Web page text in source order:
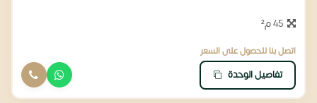
اتصل بنا للحصول على السعر
تفاصيل الوحدة